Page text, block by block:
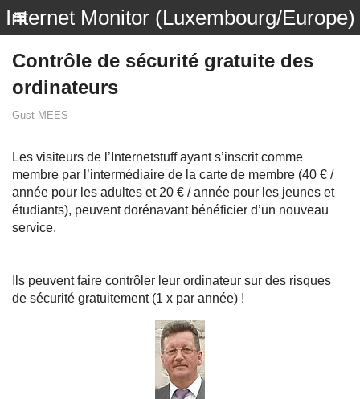
Internet Monitor (Luxembourg/Europe)
Contrôle de sécurité gratuite des
ordinateurs
Gust MEES
Les visiteurs de l’Internetstuff ayant s’inscrit comme
membre par l’intermédiaire de la carte de membre (40 € /
année pour les adultes et 20 € / année pour les jeunes et
étudiants), peuvent dorénavant bénéficier d’un nouveau
service.
Ils peuvent faire contrôler leur ordinateur sur des risques
de sécurité gratuitement (1 x par année) !